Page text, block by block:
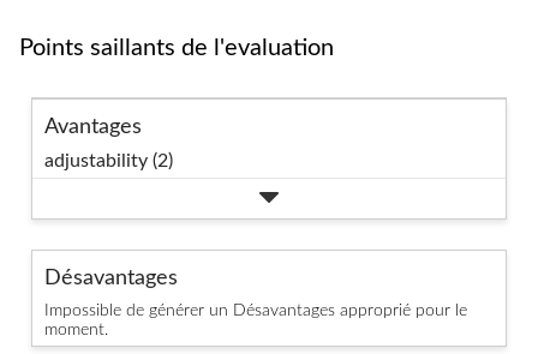
Points saillants de l'evaluation
Avantages
adjustability (2)
Désavantages
Impossible de générer un Désavantages approprié pour le
moment.